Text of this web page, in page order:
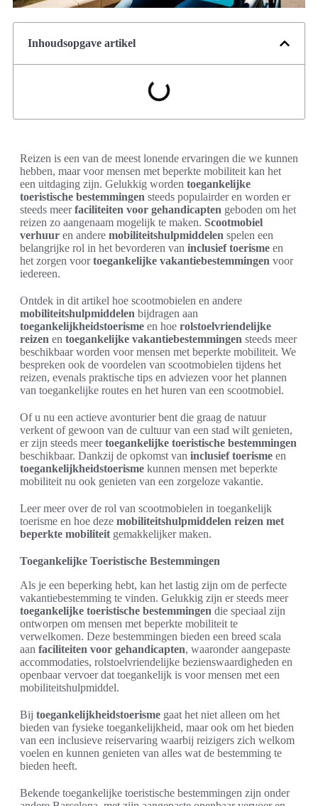
Inhoudsopgave artikel
Reizen is een van de meest lonende ervaringen die we kunnen
hebben, maar voor mensen met beperkte mobiliteit kan het
een uitdaging zijn. Gelukkig worden toegankelijke
toeristische bestemmingen steeds populairder en worden er
steeds meerfaciliteiten voor gehandicapten geboden om het
reizen zo aangenaam mogelijk te maken. Scootmobiel
verhuur en andere mobiliteitshulpmiddelen spelen een
belangrijke rol in het bevorderen van inclusief toerisme en
het zorgen voortoegankelijke vakantiebestemmingen voor
iedereen.
Ontdek in dit artikel hoe scootmobielen en andere
mobiliteitshulpmiddelen bijdragen aan
toegankelijkheidstoerisme en hoe rolstoelvriendelijke
reizen en toegankelijke vakantiebestemmingen steeds meer
beschikbaar worden voor mensen met beperkte mobiliteit. We
bespreken ook de voordelen van scootmobielen tijdens het
reizen, evenals praktische tips en adviezen voor het plannen
van toegankelijke routes en het huren van een scootmobiel.
Of u nu een actieve avonturier bent die graag de natuur
verkent of gewoon van de cultuur van een stad wilt genieten,
er zijn steeds meertoegankelijke toeristische bestemmingen
beschikbaar. Dankzij de opkomst van inclusief toerisme en
toegankelijkheidstoerisme kunnen mensen met beperkte
mobiliteit nu ook genieten van een zorgeloze vakantie.
Leer meer over de rol van scootmobielen in toegankelijk
toerisme en hoe deze mobiliteitshulpmiddelen reizen met
beperkte mobiliteit gemakkelijker maken.
Toegankelijke Toeristische Bestemmingen
Als je een beperking hebt, kan het lastig zijn om de perfecte
vakantiebestemming te vinden. Gelukkig zijn er steeds meer
toegankelijke toeristische bestemmingen die speciaal zijn
ontworpen om mensen met beperkte mobiliteit te
verwelkomen. Deze bestemmingen bieden een breed scala
aan faciliteiten voor gehandicapten, waaronder aangepaste
accommodaties, rolstoelvriendelijke bezienswaardigheden en
openbaar vervoer dat toegankelijk is voor mensen met een
mobiliteitshulpmiddel.
Bij toegankelijkheidstoerisme gaat het niet alleen om het
bieden van fysieke toegankelijkheid, maar ook om het bieden
van een inclusieve reiservaring waarbij reizigers zich welkom
voelen en kunnen genieten van alles wat de bestemming te
bieden heeft.
Bekende toegankelijke toeristische bestemmingen zijn onder